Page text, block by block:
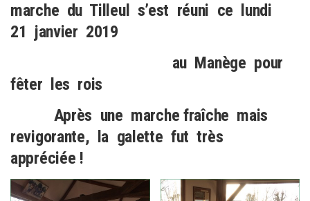
marche du Tilleul s’est réuni ce lundi
21 janvier 2019
au Manège pour
fêter les rois
Après une marche fraîche mais
revigorante, la galette fut très
appréciée !